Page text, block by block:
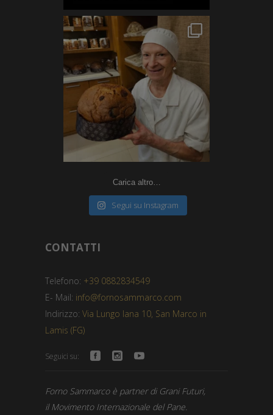
Carica altro…
Segui su Instagram
CONTATTI
Telefono: +39 0882834549
E- Mail: info@fornosammarco.com
Indirizzo: Via Lungo Iana 10, San Marco in
Lamis (FG)
Seguici su:
Forno Sammarco è partner di Grani Futuri,
il Movimento Internazionale del Pane.